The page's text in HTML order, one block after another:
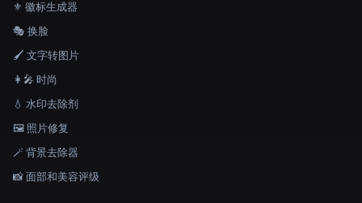
⚜️ 徽标生成器
🎭 换脸
🖌️ 文字转图片
👩‍🎤 时尚
💧 水印去除剂
🖼️ 照片修复
🪄 背景去除器
📸 面部和美容评级